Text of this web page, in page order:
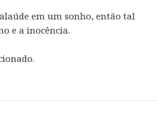
em um sonho, então tal
e a inocência.